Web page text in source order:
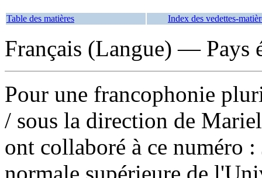
Table des matières Index des vedettes-
Français (Langue) — Pays
Pour une francophonie
/ sous la direction de
ont collaboré à ce numéro
normale supérieure de